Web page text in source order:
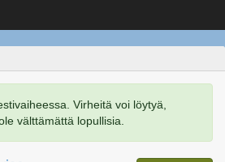
Virheitä voi löytyä,
välttämättä lopullisia.